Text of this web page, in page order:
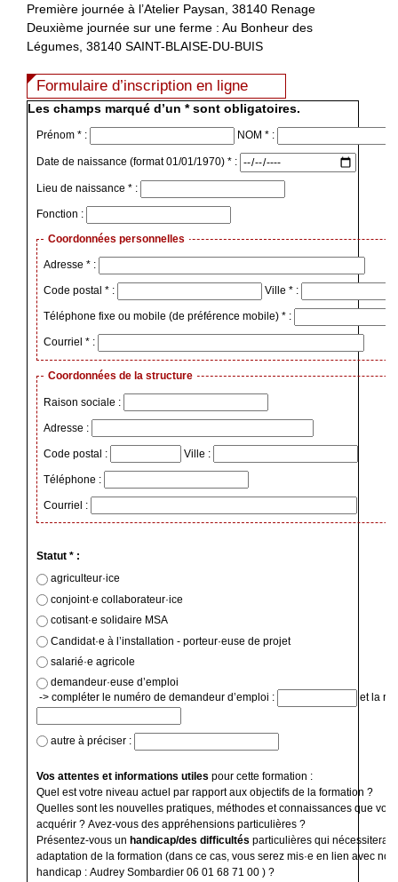
Première journée à l’Atelier Paysan, 38140 Renage
Deuxième journée sur une ferme : Au Bonheur des
Légumes, 38140 SAINT-BLAISE-DU-BUIS
Formulaire d’inscription en ligne
Les champs marqué d’un * sont obligatoires.
Prénom * : NOM * :
Date de naissance (format 01/01/1970) * :
Lieu de naissance * :
Fonction :
Coordonnées personnelles
Adresse * :
Code postal * : Ville * :
Téléphone fixe ou mobile (de préférence mobile) * :
Courriel * :
Coordonnées de la structure
Raison sociale :
Adresse :
Code postal : Ville :
Téléphone :
Courriel :
Statut * :
agriculteur·ice
conjoint·e collaborateur·ice
cotisant·e solidaire MSA
Candidat·e à l’installation - porteur·euse de projet
salarié·e agricole
demandeur·euse d’emploi
-> compléter le numéro de demandeur d’emploi :
et la
autre à préciser :
Vos attentes et informations utiles pour cette formation :
Quel est votre niveau actuel par rapport aux objectifs de la formation ?
Quelles sont les nouvelles pratiques, méthodes et connaissances que
acquérir ? Avez-vous des appréhensions particulières ?
Présentez-vous un handicap/des difficultés particulières qui
adaptation de la formation (dans ce cas, vous serez mis·e en lien avec
handicap : Audrey Sombardier 06 01 68 71 00 ) ?